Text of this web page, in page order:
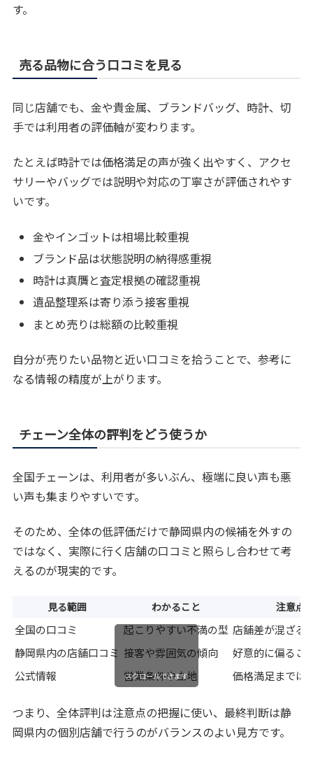
す。
売る品物に合う口コミを見る
同じ店舗でも、金や貴金属、ブランドバッグ、時計、切
手では利用者の評価軸が変わります。
たとえば時計では価格満足の声が強く出やすく、アクセ
サリーやバッグでは説明や対応の丁寧さが評価されやす
いです。
金やインゴットは相場比較重視
ブランド品は状態説明の納得感重視
時計は真贋と査定根拠の確認重視
遺品整理系は寄り添う接客重視
まとめ売りは総額の比較重視
自分が売りたい品物と近い口コミを拾うことで、参考に
なる情報の精度が上がります。
チェーン全体の評判をどう使うか
全国チェーンは、利用者が多いぶん、極端に良い声も悪
い声も集まりやすいです。
そのため、全体の低評価だけで静岡県内の候補を外すの
ではなく、実際に行く店舗の口コミと照らし合わせて考
えるのが現実的です。
見る範囲 わかること 注意点
全国の口コミ 起こりやすい不満の型 店舗差が混ざる
静岡県内の店舗口コミ 接客や雰囲気の傾向
好意的に偏るこ
公式情報
営業条件や立地 価格満足までは
スクロールできます
つまり、全体評判は注意点の把握に使い、最終判断は静
岡県内の個別店舗で行うのがバランスのよい見方です。